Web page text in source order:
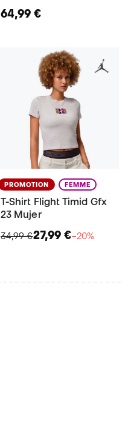
64,99 €
PROMOTION FEMME
T-Shirt Flight Timid Gfx
23 Mujer
34,99 €27,99 €−20%